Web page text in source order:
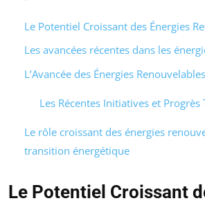
Le Potentiel Croissant des Énergies
Les avancées récentes dans les
L’Avancée des Énergies Renouvelables
Les Récentes Initiatives et
Le rôle croissant des énergies
transition énergétique
Le Potentiel Croissant